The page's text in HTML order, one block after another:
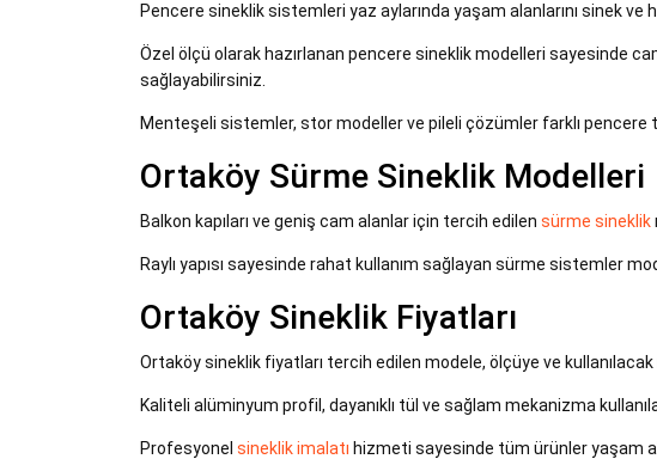
Pencere sineklik sistemleri yaz aylarında yaşam alanlarını sinek ve
Özel ölçü olarak hazırlanan pencere sineklik modelleri sayesinde
sağlayabilirsiniz.
Menteşeli sistemler, stor modeller ve pileli çözümler farklı
Ortaköy Sürme Sineklik Modelleri
Balkon kapıları ve geniş cam alanlar için tercih edilen sürme sineklik
Raylı yapısı sayesinde rahat kullanım sağlayan sürme sistemler
Ortaköy Sineklik Fiyatları
Ortaköy sineklik fiyatları tercih edilen modele, ölçüye ve
Kaliteli alüminyum profil, dayanıklı tül ve sağlam mekanizma
Profesyonel sineklik imalatı hizmeti sayesinde tüm ürünler yaşam